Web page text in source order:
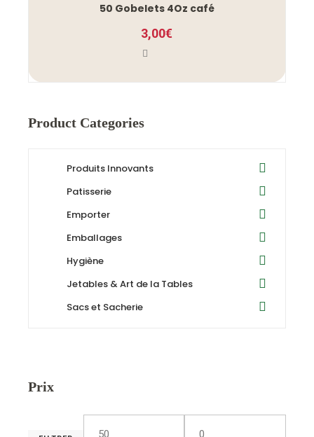
50 Gobelets 4Oz café
3,00€
Product Categories
Produits Innovants
Patisserie
Emporter
Emballages
Hygiène
Jetables & Art de la Tables
Sacs et Sacherie
Prix